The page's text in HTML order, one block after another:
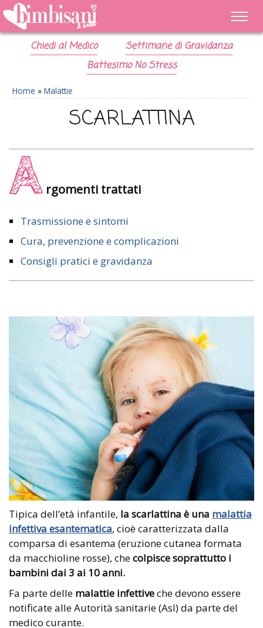
Chiedi al Medico
Settimane di Gravidanza
Battesimo No Stress
Home » Malattie
SCARLATTINA
A rgomenti trattati
Trasmissione e sintomi
Cura, prevenzione e complicazioni
Consigli pratici e gravidanza
Tipica dell’età infantile, la scarlattina è una malattia
infettiva esantematica, cioè caratterizzata dalla
comparsa di esantema (eruzione cutanea formata
da macchioline rosse), checolpisce soprattutto i
bambini dai 3 ai 10 anni.
Fa parte delle malattie infettiveche devono essere
notificate alle Autorità sanitarie (Asl) da parte del
medico curante.